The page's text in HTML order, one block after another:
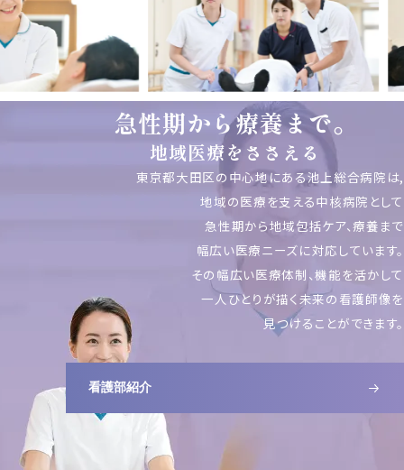
急性期から療養まで。
地域医療をささえる
東京都大田区の中心地にある池上総合病院は,
地域の医療を支える中核病院として
急性期から地域包括ケア、療養まで
幅広い医療ニーズに対応しています。
その幅広い医療体制、機能を活かして
一人ひとりが描く未来の看護師像を
見つけることができます。
看護部紹介